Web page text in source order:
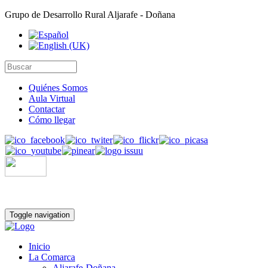
Grupo de Desarrollo Rural Aljarafe - Doñana
Quiénes Somos
Aula Virtual
Contactar
Cómo llegar
Toggle navigation
Inicio
La Comarca